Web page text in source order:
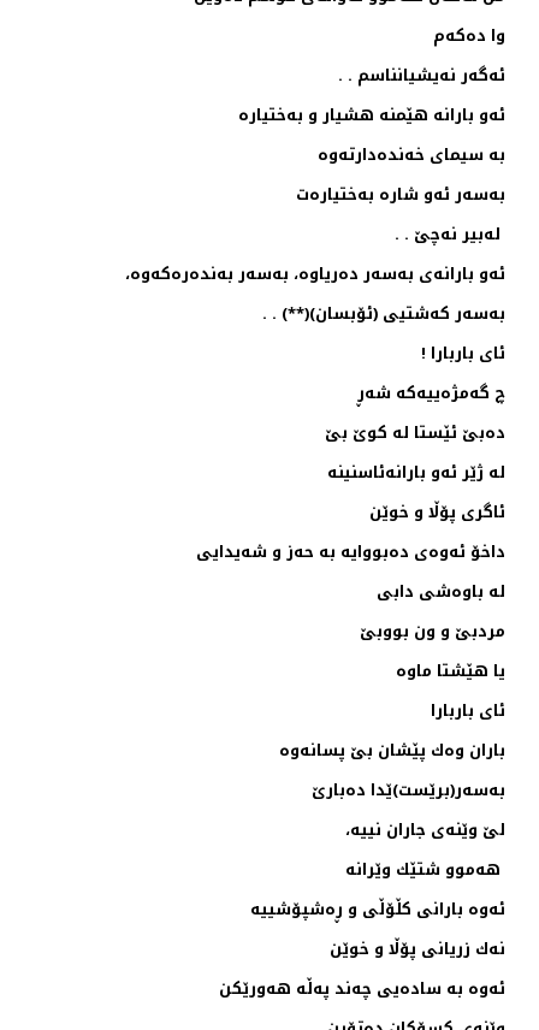
وا ده‌كه‌م
ئه‌گه‌ر نه‌یشیانناسم . .
ئه‌و بارانه‌ هێمنه‌ هشیار و‌ به‌ختیاره
به‌ سیمای خه‌نده‌دارته‌وه ‌‌‌
به‌سه‌ر ئه‌و شاره‌ به‌ختیاره‌ت
له‌بیر نه‌چێ . .
ئه‌و بارانه‌ی به‌سه‌ر ده‌ریاوه، به‌سه‌ر به‌نده‌ره‌كه‌وه‌‌،
به‌سه‌ر كه‌شتیی (ئۆبسان)(**) . .
ئای باربارا‌ !
چ گه‌مژه‌ییه‌كه‌ شه‌ڕ
ده‌بێ ئێستا له‌ كوێ بێ
له‌ ژێر ئه‌و بارانه‌ئاسنینه‌
ئاگری پۆڵا و خوێن
داخۆ ئه‌وه‌ی ده‌بووایه‌ به‌ حه‌ز و شه‌یدایی
له‌ باوه‌شی دابی
مردبێ و ون بووبێ
یا هێشتا ماوه‌
ئای باربارا
باران وه‌ك پێشان بێ پسانه‌وه‌
به‌سه‌ر(برێست)ێدا ده‌بارێ
لێ وێنه‌ی جاران نییه‌،
هه‌موو شتێك وێرانه‌
ئه‌وه‌ بارانی كڵۆڵی و ڕه‌شپۆشییه‌ ‌
نه‌ك زریانی پۆڵا و خوێن
ئه‌وه‌ به‌ ساده‌یی چه‌ند په‌ڵه‌ هه‌ورێكن